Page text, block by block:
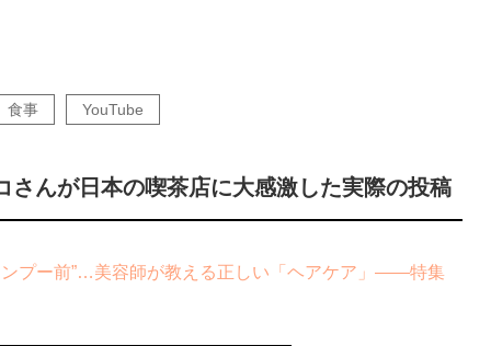
食事 YouTube
さんが日本の喫茶店に大感激した実際の投稿
プー前”…美容師が教える正しい「ヘアケア」――特集